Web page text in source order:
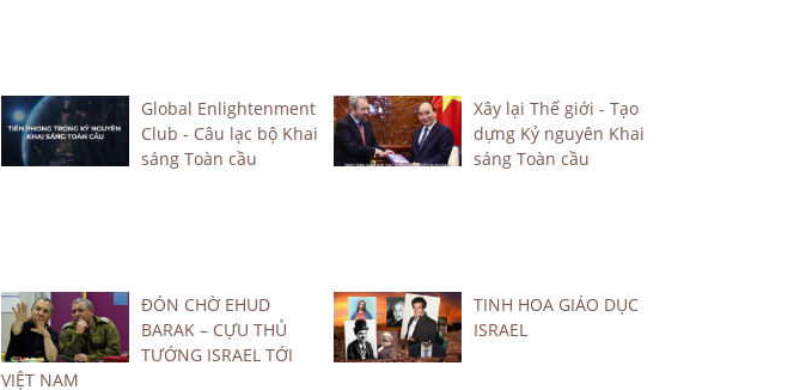
Global Enlightenment
Club - Câu lạc bộ Khai
sáng Toàn cầu
Xây lại Thế giới - Tạo
dựng Kỷ nguyên Khai
sáng Toàn cầu
ĐÓN CHỜ EHUD
BARAK – CỰU THỦ
TƯỚNG ISRAEL TỚI
VIỆT NAM
TINH HOA GIÁO DỤC
ISRAEL